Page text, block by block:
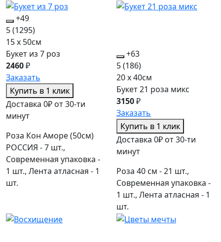
+49
5(1295)
15 x 50см
Букет из 7 роз
2460₽
Заказать
Купить в 1 клик
Доставка 0₽ от 30-ти
минут
Роза Кон Аморе (50см)
РОССИЯ - 7 шт.,
Современная упаковка -
1 шт., Лента атласная - 1
шт.
+63
5(186)
20 x 40см
Букет 21 роза микс
3150₽
Заказать
Купить в 1 клик
Доставка 0₽ от 30-ти
минут
Роза 40 см - 21 шт.,
Современная упаковка -
1 шт., Лента атласная - 1
шт.